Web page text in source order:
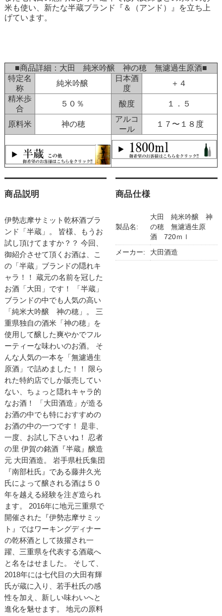
米も使い、新たな半蔵ブランド『＆（アンド）』を立ち上
げています。
■商品詳細：大田 純米吟醸 神の穂 無濾過生原酒■
特定名
称
純米吟醸
日本酒
度
＋４
精米歩
合
５０％ 酸度 １．５
原料米 神の穂
アルコ
ール
１７〜１８度
商品説明
伊勢志摩サミット乾杯酒ブラ
ンド「半蔵」。 皆様、もうお
試し頂けてますか？？ 今回、
御紹介させて頂くお酒は、こ
の「半蔵」ブランドの隠れキ
ャラ！！ 蔵元の名前を冠した
お酒「大田」です！ 「半蔵」
ブランドの中でも人気の高い
「純米大吟醸 神の穂」。 三
重県独自の酒米「神の穂」を
使用して醸した爽やかでフル
ーティーな味わいのお酒。 そ
んな人気の一本を「無濾過生
原酒」で詰めました！！ 限ら
れた特約店でしか販売してい
ない、ちょっと隠れキャラ的
なお酒！ 「大田酒造」が造る
お酒の中でも特におすすめの
お酒の中の一つです！ 是非、
一度、お試し下さいね！ 忍者
の里 伊賀の銘酒『半蔵』醸造
元 大田酒造。 岩手県杜氏集団
『南部杜氏』である藤井久光
氏によって醸される酒は５０
年を越える経験を注ぎ造られ
ます。 2016年に地元三重県で
開催された『伊勢志摩サミッ
ト』ではワーキングディナー
の乾杯酒として抜擢され一
躍、三重県を代表する酒蔵へ
と名をはせました。 そして、
2018年には七代目の大田有輝
氏が蔵に入り、若手杜氏の感
性を加え、新しい味わいへと
進化を魅せます。 地元の原料
商品仕様
製品名:
大田 純米吟醸 神
の穂 無濾過生原
酒 720ｍｌ
メーカー: 大田酒造